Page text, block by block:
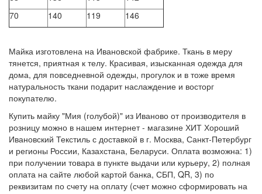
70
140 119 146
Майка изготовлена на Ивановской фабрике. Ткань в меру
тянется, приятная к телу. Красивая, изысканная одежда для
дома, для повседневной одежды, прогулок и в тоже время
натуральность ткани подарит наслаждение и восторг
покупателю.
Купить майку "Мия (голубой)" из Иваново от производителя в
розницу можно в нашем интернет - магазине ХИТ Хороший
Ивановский Текстиль с доставкой в г. Москва, Санкт-Петербург
и регионы России, Казахстана, Беларуси. Оплата возможна: 1)
при получении товара в пункте выдачи или курьеру, 2) полная
оплата на сайте любой картой банка, СБП, QR, 3) по
реквизитам по счету на оплату (счет можно сформировать на